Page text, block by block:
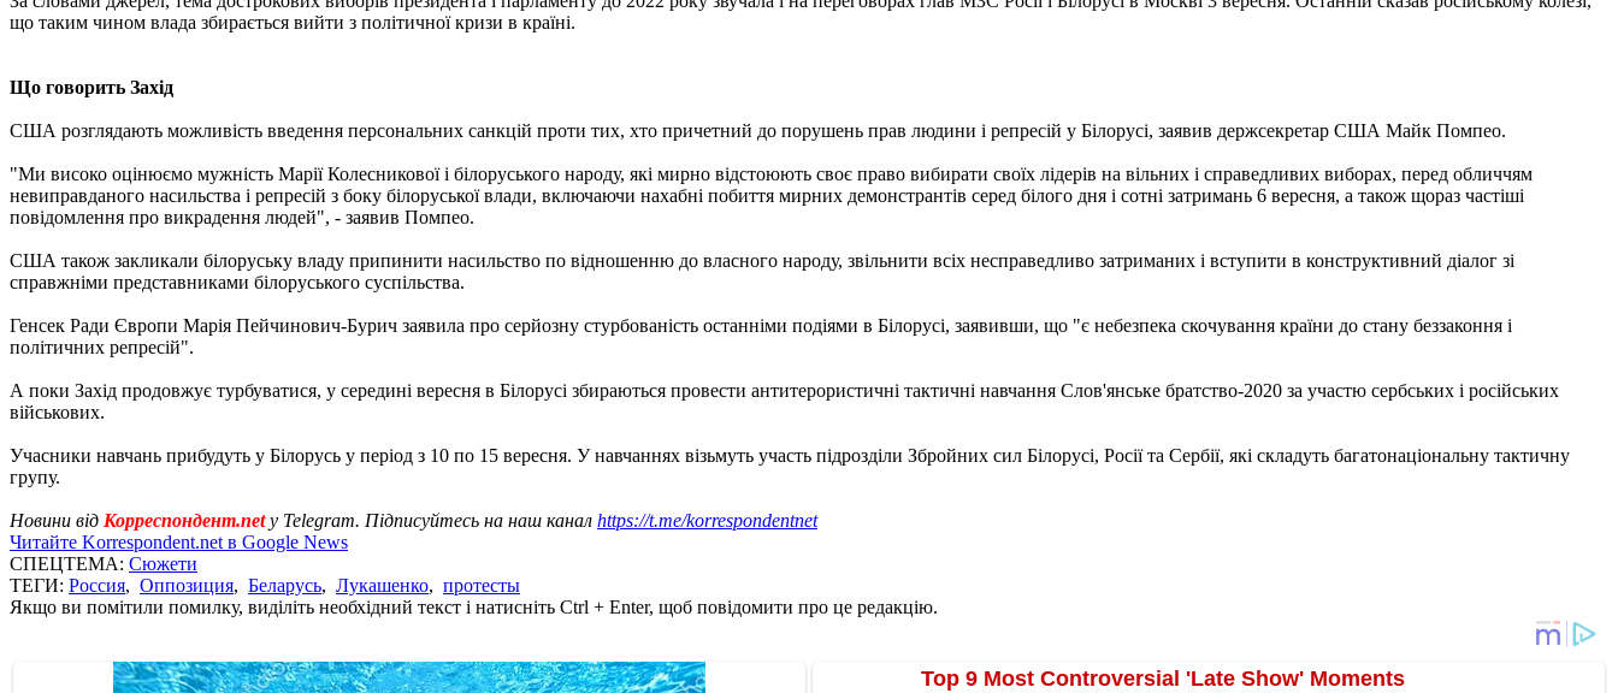
що таким чином влада збирається вийти з політичної кризи в країні.
Що говорить Захід
США розглядають можливість введення персональних санкцій проти тих, хто причетний до порушень прав людини і репресій у Білорусі, заявив держсекретар США Майк Помпео.
"Ми високо оцінюємо мужність Марії Колесникової і білоруського народу, які мирно відстоюють своє право вибирати своїх лідерів на вільних і справедливих виборах, перед обличчям
невиправданого насильства і репресій з боку білоруської влади, включаючи нахабні побиття мирних демонстрантів серед білого дня і сотні затримань 6 вересня, а також щораз частіші
повідомлення про викрадення людей", - заявив Помпео.
США також закликали білоруську владу припинити насильство по відношенню до власного народу, звільнити всіх несправедливо затриманих і вступити в конструктивний діалог зі
справжніми представниками білоруського суспільства.
Генсек Ради Європи Марія Пейчинович-Бурич заявила про серйозну стурбованість останніми подіями в Білорусі, заявивши, що "є небезпека скочування країни до стану беззаконня і
політичних репресій".
А поки Захід продовжує турбуватися, у середині вересня в Білорусі збираються провести антитерористичні тактичні навчання Слов'янське братство-2020 за участю сербських і російських
військових.
Учасники навчань прибудуть у Білорусь у період з 10 по 15 вересня. У навчаннях візьмуть участь підрозділи Збройних сил Білорусі, Росії та Сербії, які складуть багатонаціональну тактичну
групу.
Новини від Корреспондент.netу Telegram. Підписуйтесь на наш канал https://t.me/korrespondentnet
Читайте Korrespondent.net в Google News
СПЕЦТЕМА: Сюжети
ТЕГИ: Россия, Оппозиция, Беларусь, Лукашенко, протесты
Якщо ви помітили помилку, виділіть необхідний текст і натисніть Ctrl + Enter, щоб повідомити про це редакцію.